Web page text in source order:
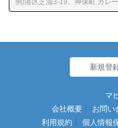
新規登
マ
会社概要
お問い
利用規約
個人情報